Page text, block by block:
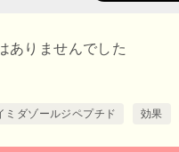
ありませんでした
ミダゾールジペプチド 効果